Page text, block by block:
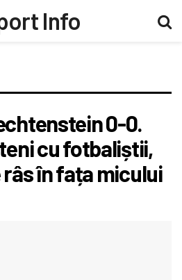
0-0.
cu fotbaliștii,
în fața micului